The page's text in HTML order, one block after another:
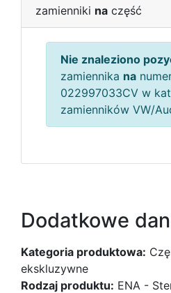
zamienniki na część
Nie znaleziono
zamiennika na
022997033CV w
zamienników VW/
Dodatkowe
Kategoria produktowa:
ekskluzywne
Rodzaj produktu: ENA -